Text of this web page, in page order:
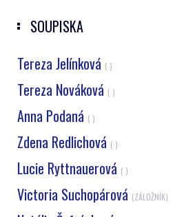
SOUPISKA
Tereza Jelínková ( )
Tereza Nováková ( )
Anna Podaná ( )
Zdena Redlichová ( )
Lucie Ryttnauerová ( )
Victoria Suchopárová (ZÁLOŽNÍK)